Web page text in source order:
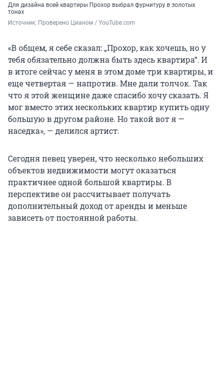
Для дизайна всей квартиры Прохор выбрал фурнитуру в золотых
тонах
Источник: Проверено Цианом / YouTube.com
«В общем, я себе сказал: „Прохор, как хочешь, но у
тебя обязательно должна быть здесь квартира“. И
в итоге сейчас у меня в этом доме три квартиры, и
еще четвертая — напротив. Мне дали толчок. Так
что я этой женщине даже спасибо хочу сказать. Я
мог вместо этих нескольких квартир купить одну
большую в другом районе. Но такой вот я —
наседка», — делился артист.
Сегодня певец уверен, что несколько небольших
объектов недвижимости могут оказаться
практичнее одной большой квартиры. В
перспективе он рассчитывает получать
дополнительный доход от аренды и меньше
зависеть от постоянной работы.